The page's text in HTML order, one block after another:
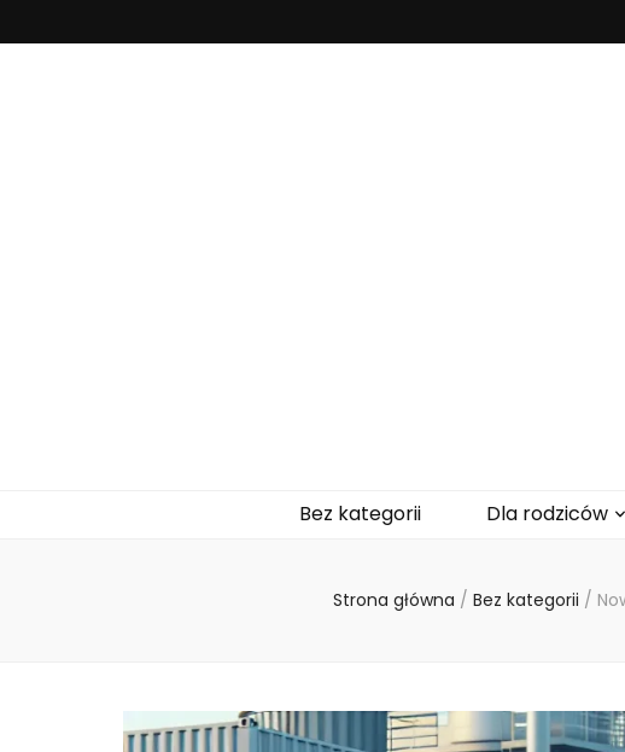
Bez kategorii Dla rodziców
Strona główna / Bez kategorii /